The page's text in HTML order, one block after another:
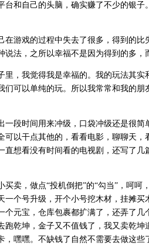
台和自己的头脑，确实赚了不少的银
游戏的过程中失去了很多，得到的比
说法，之所以幸福不是因为得到的多，
，我觉得我是幸福的。我的玩法其实
们可以单纯的玩。所以我常常和我的朋
段时间用来冲级，口袋冲级还是很简
可以干点其他的，看看电影，聊聊天，
直想看没有时间看的电视剧，还写了
，做点“投机倒把”的“勾当”，呵呵
一个号升级，开个小号挖木材，挂摊买
个元宝，仓库包裹都扩满了，还弄了
跑乾坤，金子又不值钱了，我又卖乾坤
，嘿嘿。不缺钱了自然不需要去做这些